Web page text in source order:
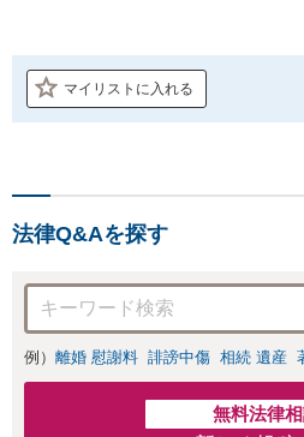
マイリストに入れる
法律Q&Aを探す
例） 離婚 慰謝料 誹謗中傷 相続 遺産
無料法律